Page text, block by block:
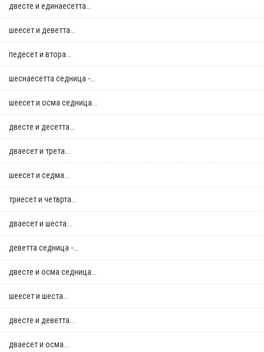
двестe и единаесетта...
шеесет и деветта...
педесет и втора...
шеснаесетта седница -...
шеесет и осма седница...
двестe и десетта...
дваесет и трета...
шеесет и седма...
триесет и четврта...
дваесет и шеста...
деветта седница -...
двестe и осма седница...
шеесет и шеста...
двестe и деветта...
дваесет и осма...